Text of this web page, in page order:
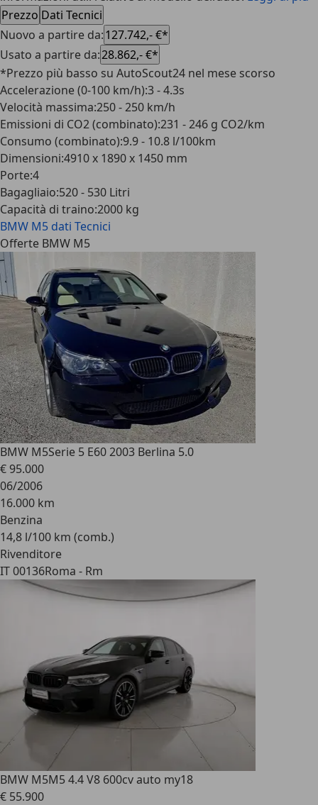
Prezzo Dati Tecnici
Nuovo a partire da:127.742,- €*
Usato a partire da:28.862,- €*
*Prezzo più basso su AutoScout24 nel mese scorso
Accelerazione (0-100 km/h):3 - 4.3s
Velocità massima:250 - 250 km/h
Emissioni di CO2 (combinato):231 - 246 g CO2/km
Consumo (combinato):9.9 - 10.8 l/100km
Dimensioni:4910 x 1890 x 1450 mm
Porte:4
Bagagliaio:520 - 530 Litri
Capacità di traino:2000 kg
BMW M5 dati Tecnici
Offerte BMW M5
BMW M5Serie 5 E60 2003 Berlina 5.0
€ 95.000
06/2006
16.000 km
Benzina
14,8 l/100 km (comb.)
Rivenditore
IT 00136Roma - Rm
BMW M5M5 4.4 V8 600cv auto my18
€ 55.900